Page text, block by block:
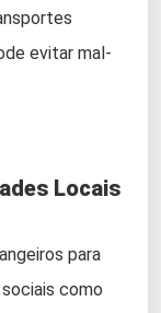
evitar mal-
Locais
para
como